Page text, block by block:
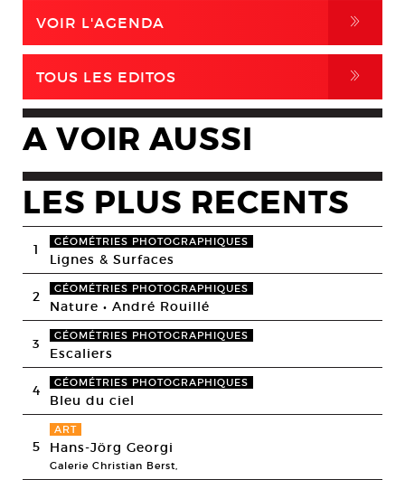
VOIR L'AGENDA ,
TOUS LES EDITOS ,
A VOIR AUSSI
LES PLUS RECENTS
1 GÉOMÉTRIES PHOTOGRAPHIQUES
Lignes & Surfaces
2 GÉOMÉTRIES PHOTOGRAPHIQUES
Nature • André Rouillé
3 GÉOMÉTRIES PHOTOGRAPHIQUES
Escaliers
4 GÉOMÉTRIES PHOTOGRAPHIQUES
Bleu du ciel
5
ART
Hans-Jörg Georgi
Galerie Christian Berst,